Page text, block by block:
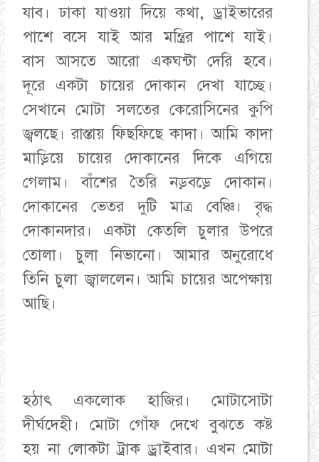
যাব। ঢাকা যাওয়া দিয়ে কথা, ড্রাইভারের
পাশে বসে যাই আর মন্ত্রির পাশে যাই।
বাস আসতে আরো একঘন্টা দেরি হবে।
দূরে একটা চায়ের দোকান দেখা যাচ্ছে।
সেখানে মোটা সলতের কেরোসিনের কুপি
জ্বলছে। রাস্তায় ফিছফিছে কাদা। আমি কাদা
মাড়িয়ে চায়ের দোকানের দিকে এগিয়ে
গেলাম। বাঁশের তৈরি নড়বড়ে দোকান।
দোকানের ভেতর দুটি মাত্র বেঞ্চি। বৃদ্ধ
দোকানদার। একটা কেতলি চুলার উপরে
তোলা। চুলা নিভানো। আমার অনুরোধে
তিনি চুলা জ্বাললেন। আমি চায়ের অপেক্ষায়
আছি।
হঠাৎ একলোক হাজির। মোটাসোটা
দীর্ঘদেহী। মোটা গোঁফ দেখে বুঝতে কষ্ট
হয় না লোকটা ট্রাক ড্রাইবার। এখন মোটা